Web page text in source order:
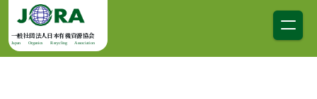
コンテンツへスキップ
メインナビゲーション
一般社団法人日本有機資源協会
Japan Organics Recycling Association